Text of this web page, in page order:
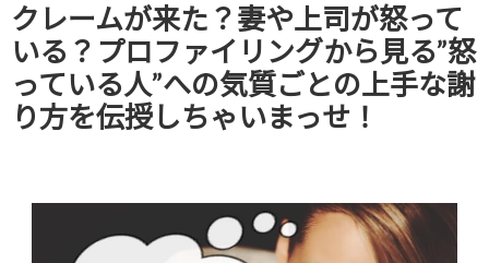
クレームが来た？妻や上司が怒って
いる？プロファイリングから見る”怒
っている人”への気質ごとの上手な謝
り方を伝授しちゃいまっせ！